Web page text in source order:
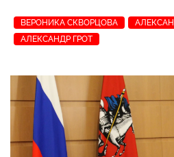
ВЕРОНИКА СКВОРЦОВА
АЛЕКСАНДР ГРОТ